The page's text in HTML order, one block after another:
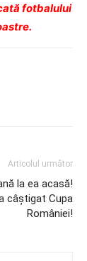
fotbalului
Articolul următor
la ea acasă!
câştigat Cupa
României!